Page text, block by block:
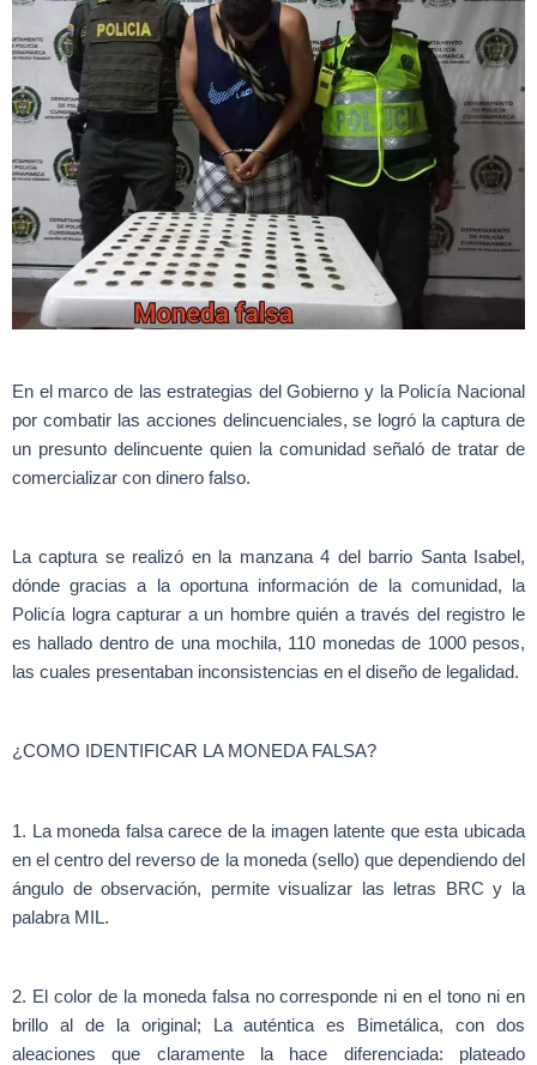
En el marco de las estrategias del Gobierno y la Policía Nacional
por combatir las acciones delincuenciales, se logró la captura de
un presunto delincuente quien la comunidad señaló de tratar de
comercializar con dinero falso.
La captura se realizó en la manzana 4 del barrio Santa Isabel,
dónde gracias a la oportuna información de la comunidad, la
Policía logra capturar a un hombre quién a través del registro le
es hallado dentro de una mochila, 110 monedas de 1000 pesos,
las cuales presentaban inconsistencias en el diseño de legalidad.
¿COMO IDENTIFICAR LA MONEDA FALSA?
1. La moneda falsa carece de la imagen latente que esta ubicada
en el centro del reverso de la moneda (sello) que dependiendo del
ángulo de observación, permite visualizar las letras BRC y la
palabra MIL.
2. El color de la moneda falsa no corresponde ni en el tono ni en
brillo al de la original; La auténtica es Bimetálica, con dos
aleaciones que claramente la hace diferenciada: plateado